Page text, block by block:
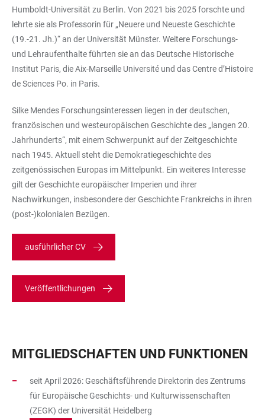
Humboldt-Universität zu Berlin. Von 2021 bis 2025 forschte und
lehrte sie als Professorin für „Neuere und Neueste Geschichte
(19.-21. Jh.)“ an der Universität Münster. Weitere Forschungs-
und Lehraufenthalte führten sie an das Deutsche Historische
Institut Paris, die Aix-Marseille Université und das Centre d’Histoire
de Sciences Po. in Paris.
Silke Mendes Forschungsinteressen liegen in der deutschen,
französischen und westeuropäischen Geschichte des „langen 20.
Jahrhunderts“, mit einem Schwerpunkt auf der Zeitgeschichte
nach 1945. Aktuell steht die Demokratiegeschichte des
zeitgenössischen Europas im Mittelpunkt. Ein weiteres Interesse
gilt der Geschichte europäischer Imperien und ihrer
Nachwirkungen, insbesondere der Geschichte Frankreichs in ihren
(post-)kolonialen Bezügen.
ausführlicher CV
Veröffentlichungen
MITGLIEDSCHAFTEN UND FUNKTIONEN
seit April 2026: Geschäftsführende Direktorin des Zentrums
für Europäische Geschichts- und Kulturwissenschaften
(ZEGK) der Universität Heidelberg